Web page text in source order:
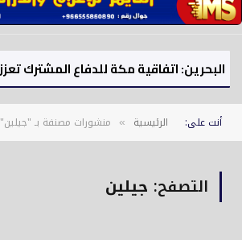
أنت على: الرئيسية » منشورات مصنفة بـ "جيلين"
التصفح: جيلين